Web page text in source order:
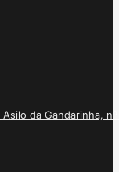
Asilo da Gandarinha, nº